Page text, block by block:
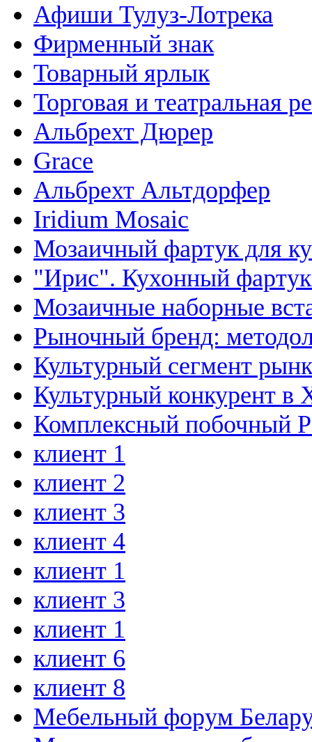
Афиши Тулуз-Лотрека
Фирменный знак
Товарный ярлык
Торговая и театральная
Альбрехт Дюрер
Grace
Альбрехт Альтдорфер
Iridium Mosaic
Мозаичный фартук для
"Ирис". Кухонный
Мозаичные наборные
Рыночный бренд:
Культурный сегмент
Культурный конкурент в
Комплексный побочный
клиент 1
клиент 2
клиент 3
клиент 4
клиент 1
клиент 3
клиент 1
клиент 6
клиент 8
Мебельный форум